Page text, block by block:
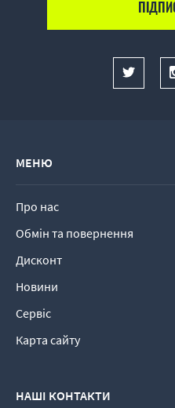
МЕНЮ
Про нас
Обмін та повернення
Дисконт
Новини
Сервіс
Карта сайту
НАШІ КОНТАКТИ